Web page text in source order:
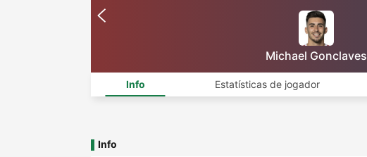
Michael Gonclaves
Info Estatísticas de jogador
Info